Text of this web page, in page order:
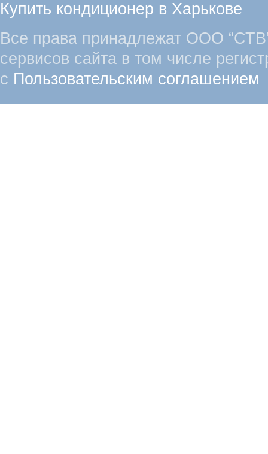
Купить кондиционер в Харькове
Все права принадлежат ООО
сервисов сайта в том числе
с Пользовательским соглашением